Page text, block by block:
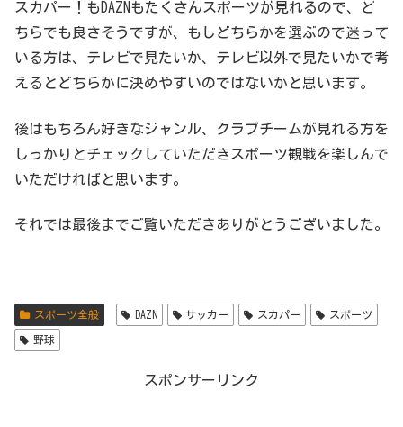
スカパー！もDAZNもたくさんスポーツが見れるので、ど
ちらでも良さそうですが、もしどちらかを選ぶので迷って
いる方は、テレビで見たいか、テレビ以外で見たいかで考
えるとどちらかに決めやすいのではないかと思います。
後はもちろん好きなジャンル、クラブチームが見れる方を
しっかりとチェックしていただきスポーツ観戦を楽しんで
いただければと思います。
それでは最後までご覧いただきありがとうございました。
スポーツ全般 DAZN サッカー スカパー スポーツ
野球
スポンサーリンク